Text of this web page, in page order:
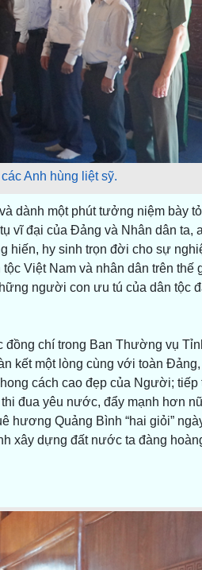
Anh hùng liệt sỹ.
dành một phút tưởng niệm bày
vĩ đại của Đảng và Nhân dân ta,
hiến, hy sinh trọn đời cho sự
Việt Nam và nhân dân trên thế
người con ưu tú của dân tộc
chí trong Ban Thường vụ
kết một lòng cùng với toàn Đảng,
cách cao đẹp của Người; tiếp
đua yêu nước, đẩy mạnh hơn
hương Quảng Bình “hai giỏi”
xây dựng đất nước ta đàng